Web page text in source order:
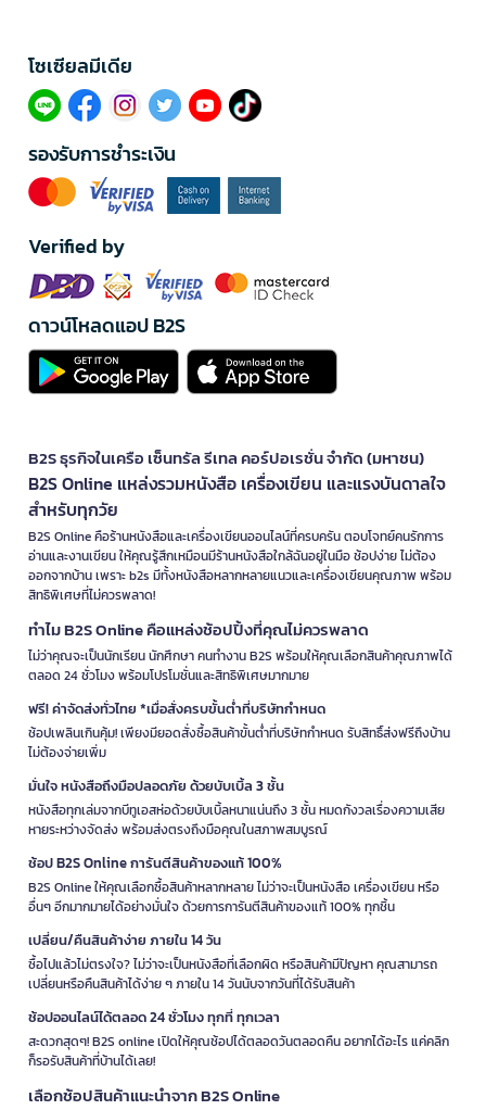
โซเซียลมีเดีย​
รองรับการชำระเงิน
Verified by
ดาวน์โหลดแอป B2S
B2S ธุรกิจในเครือ เซ็นทรัล รีเทล คอร์ปอเรชั่น จำกัด (มหาชน)
B2S Online แหล่งรวมหนังสือ เครื่องเขียน และแรงบันดาลใจ
สำหรับทุกวัย
B2S Online คือร้านหนังสือและเครื่องเขียนออนไลน์ที่ครบครัน ตอบโจทย์คนรักการ
อ่านและงานเขียน ให้คุณรู้สึกเหมือนมีร้านหนังสือใกล้ฉันอยู่ในมือ ช้อปง่าย ไม่ต้อง
ออกจากบ้าน เพราะ b2s มีทั้งหนังสือหลากหลายแนวและเครื่องเขียนคุณภาพ พร้อม
สิทธิพิเศษที่ไม่ควรพลาด!
ทำไม B2S Online คือแหล่งช้อปปิ้งที่คุณไม่ควรพลาด
ไม่ว่าคุณจะเป็นนักเรียน นักศึกษา คนทำงาน B2S พร้อมให้คุณเลือกสินค้าคุณภาพได้
ตลอด 24 ชั่วโมง พร้อมโปรโมชั่นและสิทธิพิเศษมากมาย
ฟรี! ค่าจัดส่งทั่วไทย *เมื่อสั่งครบขั้นต่ำที่บริษัทกำหนด
ช้อปเพลินเกินคุ้ม! เพียงมียอดสั่งซื้อสินค้าขั้นต่ำที่บริษัทกำหนด รับสิทธิ์ส่งฟรีถึงบ้าน
ไม่ต้องจ่ายเพิ่ม
มั่นใจ หนังสือถึงมือปลอดภัย ด้วยบับเบิ้ล 3 ชั้น
หนังสือทุกเล่มจากบีทูเอสห่อด้วยบับเบิ้ลหนาแน่นถึง 3 ชั้น หมดกังวลเรื่องความเสีย
หายระหว่างจัดส่ง พร้อมส่งตรงถึงมือคุณในสภาพสมบูรณ์
ช้อป B2S Online การันตีสินค้าของแท้ 100%
B2S Online ให้คุณเลือกซื้อสินค้าหลากหลาย ไม่ว่าจะเป็นหนังสือ เครื่องเขียน หรือ
อื่นๆ อีกมากมายได้อย่างมั่นใจ ด้วยการการันตีสินค้าของแท้ 100% ทุกชิ้น
เปลี่ยน/คืนสินค้าง่าย ภายใน 14 วัน
ซื้อไปแล้วไม่ตรงใจ? ไม่ว่าจะเป็นหนังสือที่เลือกผิด หรือสินค้ามีปัญหา คุณสามารถ
เปลี่ยนหรือคืนสินค้าได้ง่าย ๆ ภายใน 14 วันนับจากวันที่ได้รับสินค้า
ช้อปออนไลน์ได้ตลอด 24 ชั่วโมง ทุกที่ ทุกเวลา
สะดวกสุดๆ! B2S online เปิดให้คุณช้อปได้ตลอดวันตลอดคืน อยากได้อะไร แค่คลิก
ก็รอรับสินค้าที่บ้านได้เลย!
เลือกช้อปสินค้าแนะนำจาก B2S Online